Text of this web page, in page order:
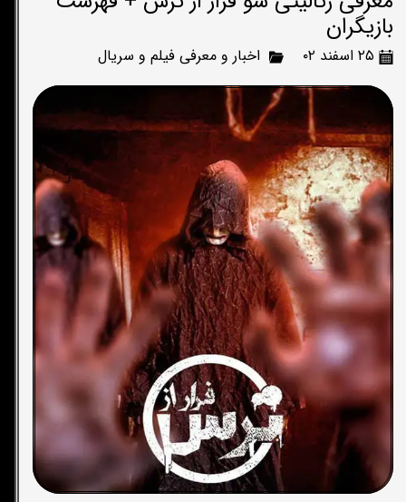
بازیگران
۲۵ اسفند ۰۲ اخبار و معرفی فیلم و سریال